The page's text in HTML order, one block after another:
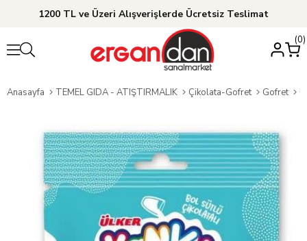
1200 TL ve Üzeri Alışverişlerde Ücretsiz Teslimat
0
Anasayfa TEMEL GIDA - ATIŞTIRMALIK Çikolata-Gofret Gofret